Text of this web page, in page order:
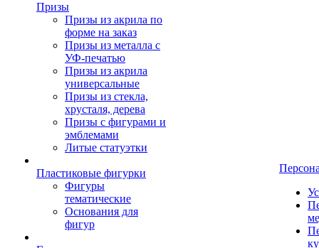
Призы
Призы из акрила по
форме на заказ
Призы из металла с
УФ-печатью
Призы из акрила
универсальные
Призы из стекла,
хрусталя, дерева
Призы с фигурами и
эмблемами
Литые статуэтки
Пластиковые фигурки
Фигуры
тематические
Основания для
фигур